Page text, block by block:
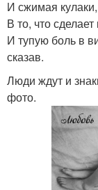
И сжимая
В то, что
И тупую боль в
сказав.
Люди ждут и
фото.